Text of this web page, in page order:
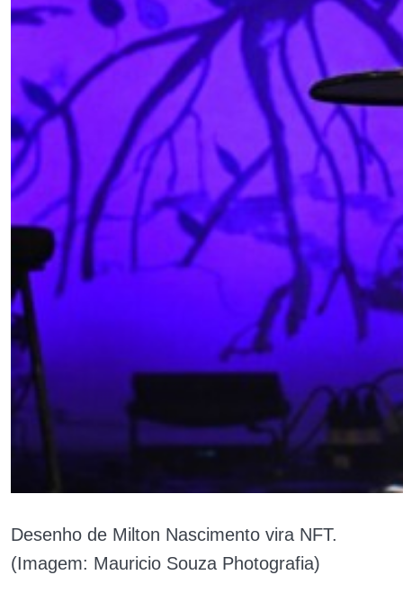
Desenho de Milton Nascimento vira NFT.
(Imagem: Mauricio Souza Photografia)